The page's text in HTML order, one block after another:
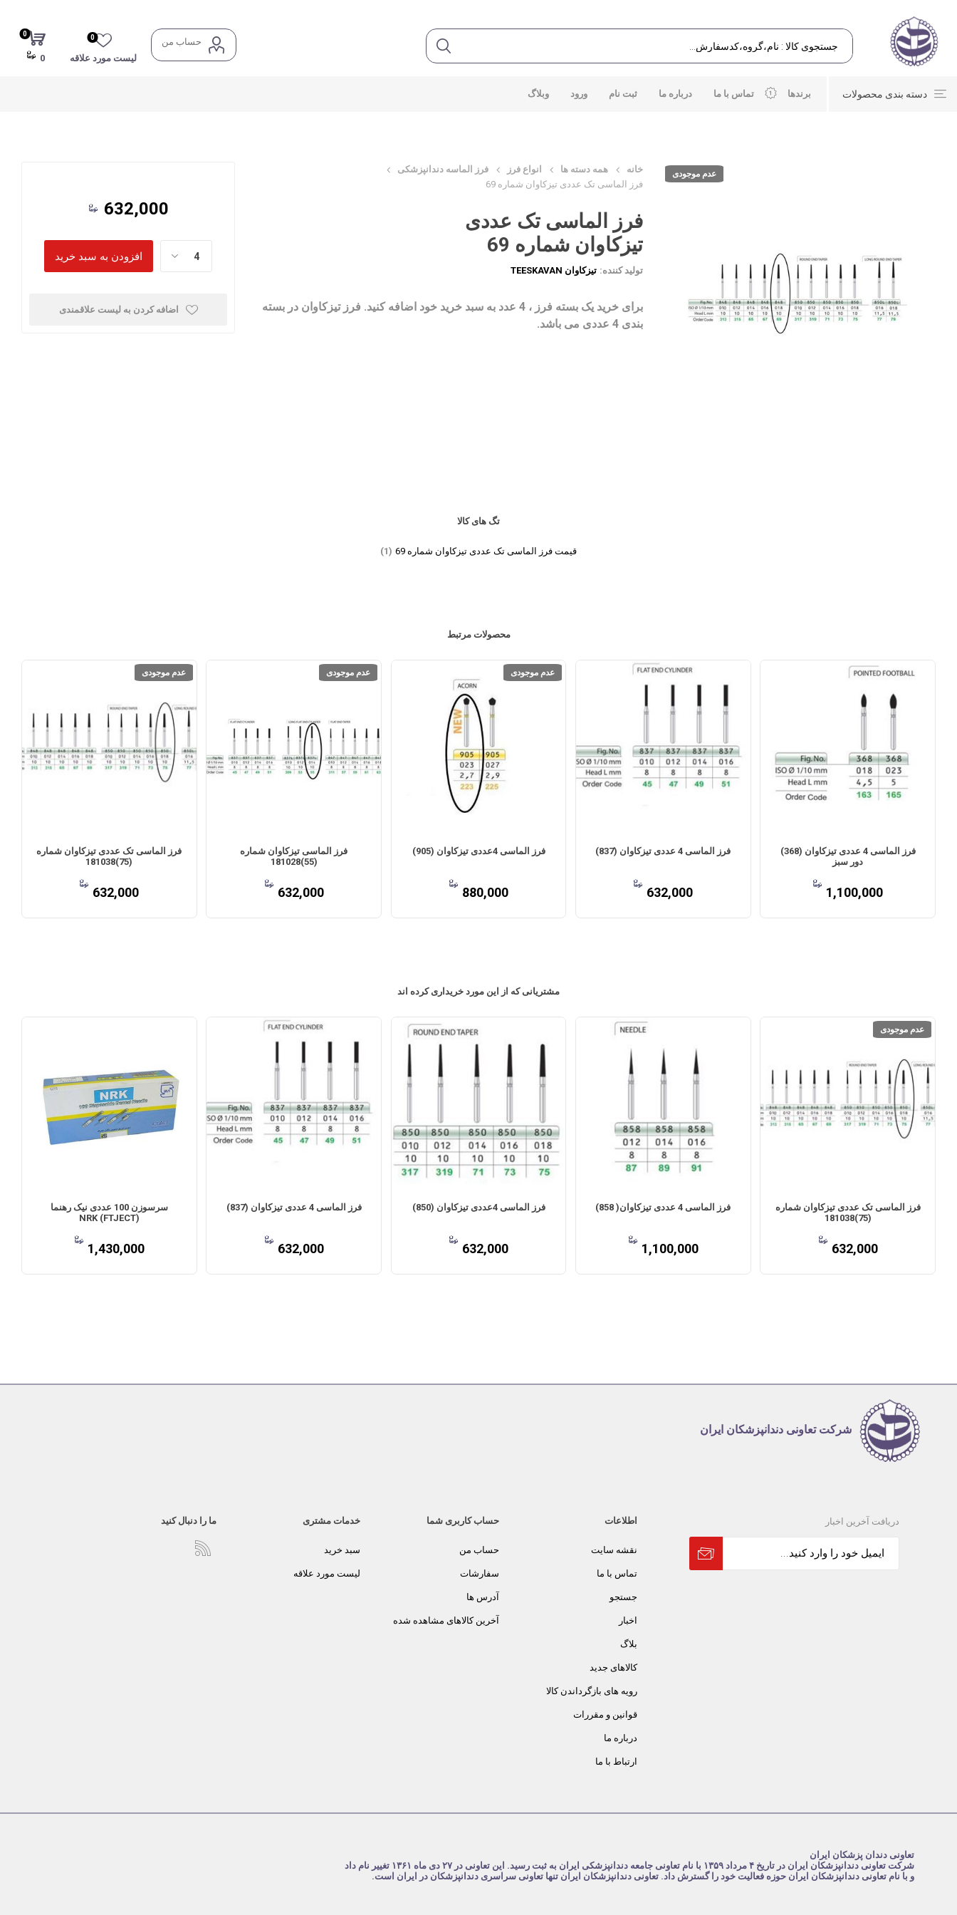
حساب من
لیست مورد علاقه
0
0
0
دسته بندی محصولات برندها تماس با ما درباره ما ثبت نام ورود وبلاگ
عدم موجودی خانه همه دسته ها انواع فرز
فرز الماسه دندانپزشکی
فرز الماسی تک عددی تیزکاوان شماره 69
فرز الماسی تک عددی
تیزکاوان شماره 69
تولید کننده: تیزکاوان TEESKAVAN
برای خرید یک بسته فرز ، 4 عدد به سبد خرید خود اضافه کنید. فرز تیزکاوان در بسته
بندی 4 عددی می باشد.
632,000
اضافه کردن به لیست علاقمندی
تگ های کالا
قیمت فرز الماسی تک عددی تیزکاوان شماره 69 (1)
محصولات مرتبط
فرز الماسی 4 عددی تیزکاوان (368)
دور سبز
1,100,000
فرز الماسی 4 عددی تیزکاوان (837)
632,000
عدم موجودی
فرز الماسی 4عددی تیزکاوان (905)
880,000
عدم موجودی
فرز الماسی تیزکاوان شماره
(55)181028
632,000
عدم موجودی
فرز الماسی تک عددی تیزکاوان شماره
(75)181038
632,000
مشتریانی که از این مورد خریداری کرده اند
عدم موجودی
فرز الماسی تک عددی تیزکاوان شماره
(75)181038
632,000
فرز الماسی 4 عددی تیزکاوان( 858)
1,100,000
فرز الماسی 4عددی تیزکاوان (850)
632,000
فرز الماسی 4 عددی تیزکاوان (837)
632,000
سرسوزن 100 عددی نیک رهنما
(FTJECT) NRK
1,430,000
شرکت تعاونی دندانپزشکان ایران
دریافت آخرین اخبار اطلاعات
نقشه سایت
تماس با ما
جستجو
اخبار
بلاگ
کالاهای جدید
رویه های بازگرداندن کالا
قوانین و مقررات
درباره ما
ارتباط با ما
حساب کاربری شما
حساب من
سفارشات
آدرس ها
آخرین کالاهای مشاهده شده
خدمات مشتری
سبد خرید
لیست مورد علاقه
ما را دنبال کنید
تعاونی دندان پزشکان ایران
شرکت تعاونی دندانپزشکان ایران در تاریخ ۴ مرداد ۱۳۵۹ با نام تعاونی جامعه دندانپزشکی ایران به ثبت رسید. این تعاونی در ۲۷ دی ماه ۱۳۶۱ تغییر نام داد
و با نام تعاونی دندانپزشکان ایران حوزه فعالیت خود را گسترش داد. تعاونی دندانپزشکان ایران تنها تعاونی سراسری دندانپزشکان در ایران است.